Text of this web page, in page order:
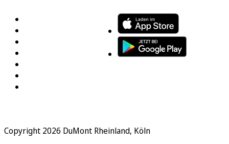
Copyright 2026 DuMont Rheinland, Köln